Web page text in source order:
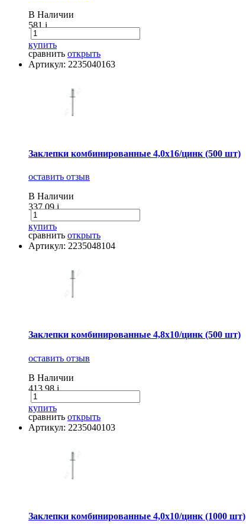
В Наличии
581i
купить
сравнить открыть
Артикул: 2235040163
Заклепки комбинированные 4,0х16/цинк (500 шт)
оставить отзыв
В Наличии
337.09i
купить
сравнить открыть
Артикул: 2235048104
Заклепки комбинированные 4,8х10/цинк (500 шт)
оставить отзыв
В Наличии
413.98i
купить
сравнить открыть
Артикул: 2235040103
Заклепки комбинированные 4,0х10/цинк (1000 шт)